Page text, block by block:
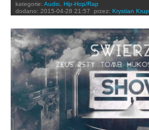
kategorie: Audio, Hip-Hop/Rap
dodano: 2015-04-28 21:57 przez: Krystian